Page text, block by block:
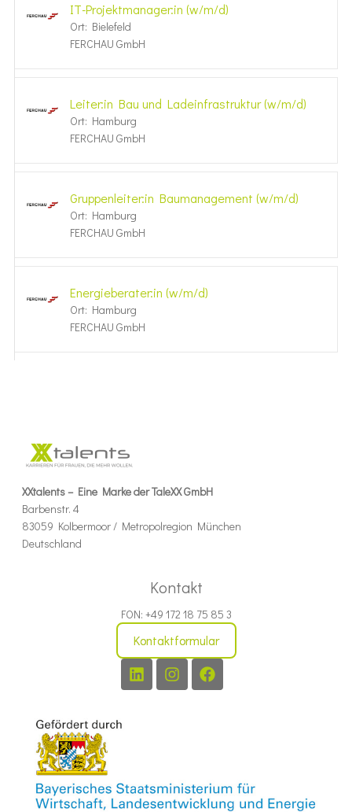
IT-Projekt­ma­nager:in (w/m/d)
Ort: Bielefeld
FERCHAU GmbH
Leiter:in Bau und Ladein­fra­s­truktur (w/m/d)
Ort: Hamburg
FERCHAU GmbH
Grup­pen­leiter:in Bauma­na­ge­ment (w/m/d)
Ort: Hamburg
FERCHAU GmbH
Ener­gie­be­rater:in (w/m/d)
Ort: Hamburg
FERCHAU GmbH
XXtalents – Eine Marke der TaleXX GmbH
Barbenstr. 4
83059 Kolbermoor / Metropolregion München
Deutschland
Kontakt
FON: +49 172 18 75 85 3
Kontaktformular